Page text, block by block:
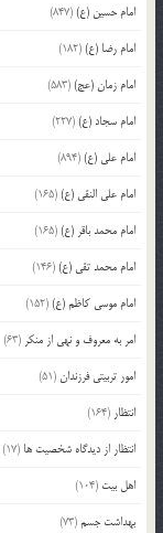
امام حسین (ع)(847)
امام رضا (ع)(182)
امام زمان (عج)(583)
امام سجاد (ع)(227)
امام علی (ع)(894)
امام علی النقی (ع)(165)
امام محمد باقر (ع)(165)
امام محمد تقی (ع)(146)
امام موسی کاظم (ع)(152)
امر به معروف و نهی از منکر (63)
امور تربیتی فرزندان(51)
انتظار (164)
انتظار از دیدگاه شخصیت ها (17)
اهل بیت (104)
بهداشت جسم(73)